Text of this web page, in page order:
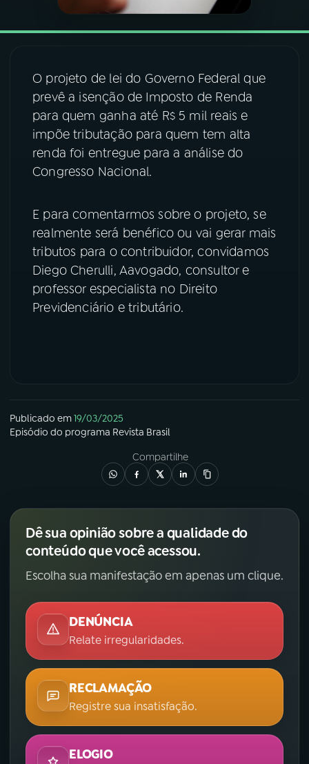
PODCASTS
06 VIDEOCASTS
07ÚLTIMAS
FESTIVAL DE MÚSICA
ACOMPANHE A RÁDIO NACIONAL
YouTube Facebook
Instagram X
TikTok
O projeto de lei do Governo Federal que
prevê a isenção de Imposto de Renda
para quem ganha até R$ 5 mil reais e
impõe tributação para quem tem alta
renda foi entregue para a análise do
Congresso Nacional.
E para comentarmos sobre o projeto, se
realmente será benéfico ou vai gerar mais
tributos para o contribuidor, convidamos
Diego Cherulli, Aavogado, consultor e
professor especialista no Direito
Previdenciário e tributário.
Publicado em19/03/2025
Episódio do programa Revista Brasil
Compartilhe
Dê sua opinião sobre a qualidade do
conteúdo que você acessou.
Escolha sua manifestação em apenas um clique.
DENÚNCIA
Relate irregularidades.
RECLAMAÇÃO
Registre sua insatisfação.
ELOGIO